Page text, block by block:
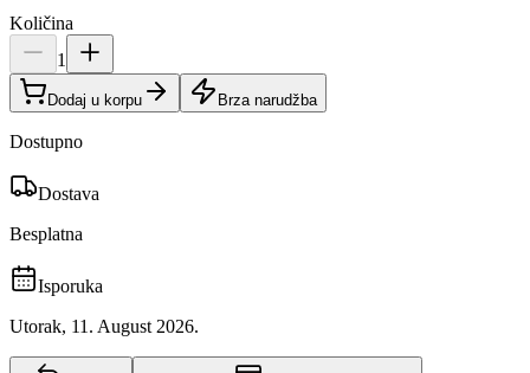
Količina
1
Dodaj u korpu Brza narudžba
Dostupno
Dostava
Besplatna
Isporuka
Utorak, 11. August 2026.